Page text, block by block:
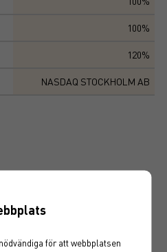
100%
120%
NASDAQ STOCKHOLM AB
för att webbplatsen